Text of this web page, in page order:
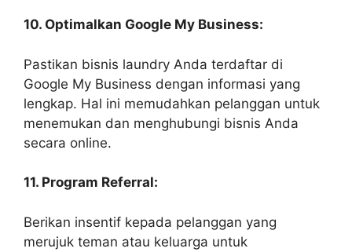
10. Optimalkan Google My Business:
Pastikan bisnis laundry Anda terdaftar di
Google My Business dengan informasi yang
lengkap. Hal ini memudahkan pelanggan untuk
menemukan dan menghubungi bisnis Anda
secara online.
11. Program Referral:
Berikan insentif kepada pelanggan yang
merujuk teman atau keluarga untuk